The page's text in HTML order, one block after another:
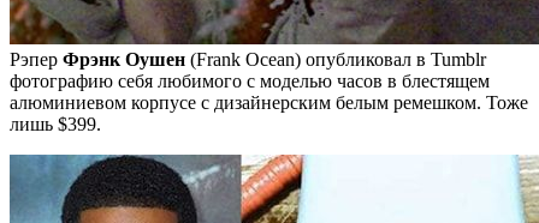
Рэпер Фрэнк Оушен (Frank Ocean) опубликовал в Tumblr
фотографию себя любимого с моделью часов в блестящем
алюминиевом корпусе с дизайнерским белым ремешком. Тоже
лишь $399.